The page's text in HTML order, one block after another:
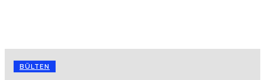
BÜLTEN